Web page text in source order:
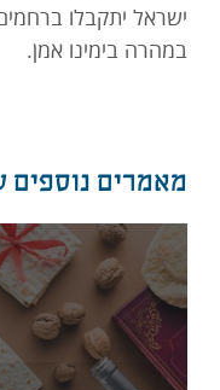
ישראל יתקבלו
במהרה בימינו אמן.
מאמרים נוספים